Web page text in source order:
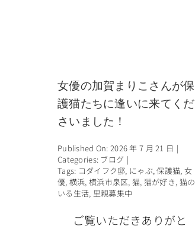
女優の加賀まりこさんが保
護猫たちに逢いに来てくだ
さいました！
Published On: 2026 年 7 月 21 日 |
Categories: ブログ |
Tags: コダイフク邸, にゃぶ,保護猫, 女
優, 横浜, 横浜市泉区, 猫, 猫が好き, 猫の
いる生活, 里親募集中
ご覧いただきありがと